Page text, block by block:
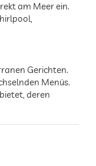
am Meer ein.
Gerichten.
Menüs.
deren